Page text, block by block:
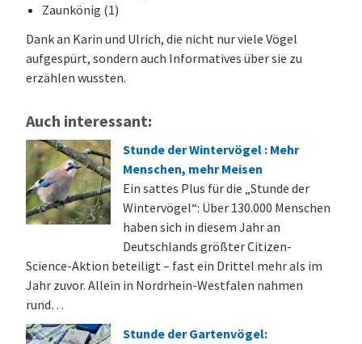
Zaunkönig (1)
Dank an Karin und Ulrich, die nicht nur viele Vögel
aufgespürt, sondern auch Informatives über sie zu
erzählen wussten.
Auch interessant:
Stunde der Wintervögel : Mehr
Menschen, mehr Meisen
Ein sattes Plus für die „Stunde der
Wintervögel“: Über 130.000 Menschen
haben sich in diesem Jahr an
Deutschlands größter Citizen-
Science-Aktion beteiligt – fast ein Drittel mehr als im
Jahr zuvor. Allein in Nordrhein-Westfalen nahmen
rund…
Stunde der Gartenvögel: